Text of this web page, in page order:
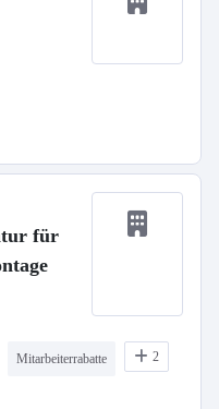
für
Mitarbeiterrabatte 2